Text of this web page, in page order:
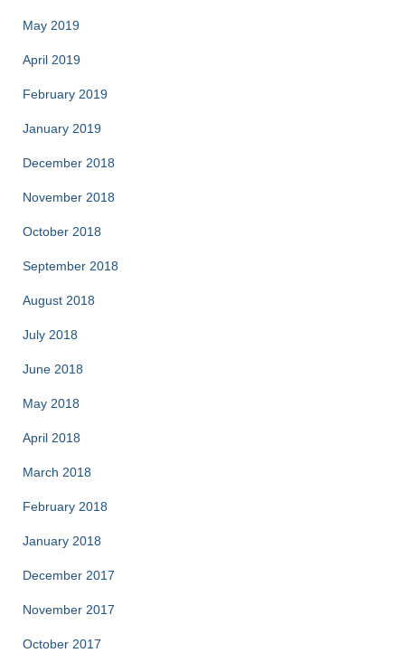
May 2019
April 2019
February 2019
January 2019
December 2018
November 2018
October 2018
September 2018
August 2018
July 2018
June 2018
May 2018
April 2018
March 2018
February 2018
January 2018
December 2017
November 2017
October 2017